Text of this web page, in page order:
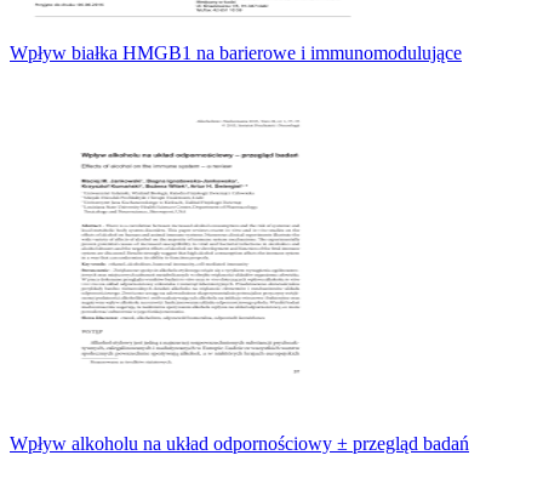
Wpływ białka HMGB1 na barierowe i immunomodulujące
Wpływ alkoholu na układ odpornościowy ± przegląd badań